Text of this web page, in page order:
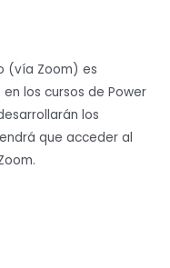
(vía Zoom) es
los cursos de Power
los
que acceder al